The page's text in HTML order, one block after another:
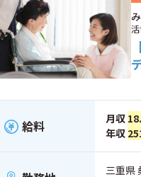
給料 月収
年収
三重県